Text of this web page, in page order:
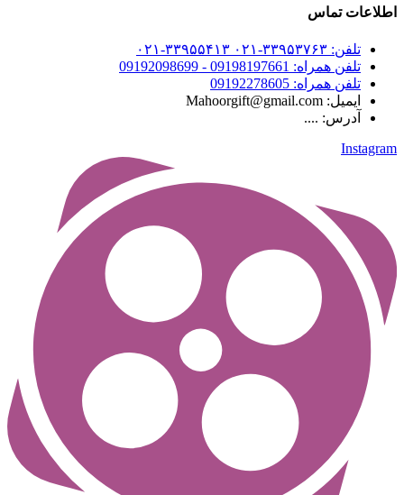
اطلاعات تماس
تلفن: ۳۳۹۵۳۷۶۳-۰۲۱ ۳۳۹۵۵۴۱۳-۰۲۱
تلفن همراه: 09198197661 - 09192098699
تلفن همراه: 09192278605
ایمیل: Mahoorgift@gmail.com
آدرس: ....
Instagram